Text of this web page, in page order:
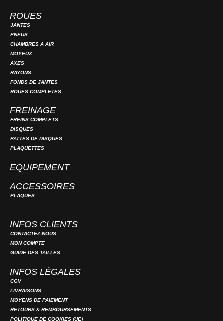
ROUES
JANTES
PNEUS
CHAMBRES A AIR
MOYEUX
AXES
RAYONS
FONDS DE JANTES
ROUES COMPLETES
FREINAGE
FREINS COMPLETS
DISQUES
PATTES DE DISQUES
PLAQUETTES
EQUIPEMENT
ACCESSOIRES
PLAQUES
INFOS CLIENTS
CONTACTEZ-NOUS
MON COMPTE
GUIDE DES TAILLES
INFOS LÉGALES
CGV
LIVRAISONS
MOYENS DE PAIEMENT
RETOURS & REMBOURSEMENTS
POLITIQUE DE COOKIES (UE)